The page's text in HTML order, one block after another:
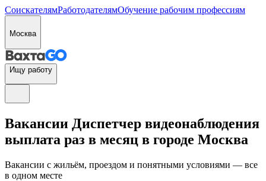
СоискателямРаботодателямОбучение рабочим профессиям
Москва
Ищу работу
Вакансии Диспетчер видеонаблюдения
выплата раз в месяц в городе Москва
Вакансии с жильём, проездом и понятными условиями — все
в одном месте